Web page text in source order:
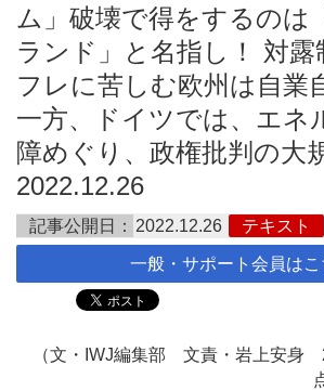
ム」破壊で得をするのは
ランド」と名指し！ 対露
フレに苦しむ欧州は自業
一方、ドイツでは、エネ
障めぐり、政権批判の大
2022.12.26
記事公開日： 2022.12.26 テキスト
一般・サポート会員はこ
（文・IWJ編集部 文責・岩上安身